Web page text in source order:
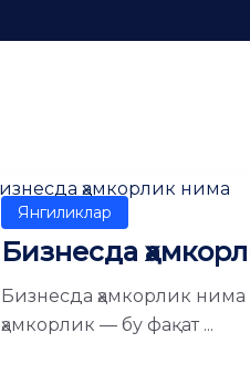
Янгиликлар
Бизнесда
Бизнесда ҳамкорлик нима
ҳамкорлик — бу фақат ...